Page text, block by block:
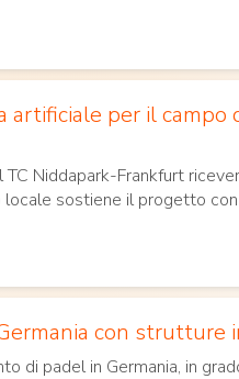
artificiale per il campo
Niddapark-Frankfurt
sostiene il progetto
con strutture
di padel in Germania, in